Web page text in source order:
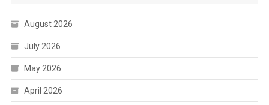
August 2026
July 2026
May 2026
April 2026